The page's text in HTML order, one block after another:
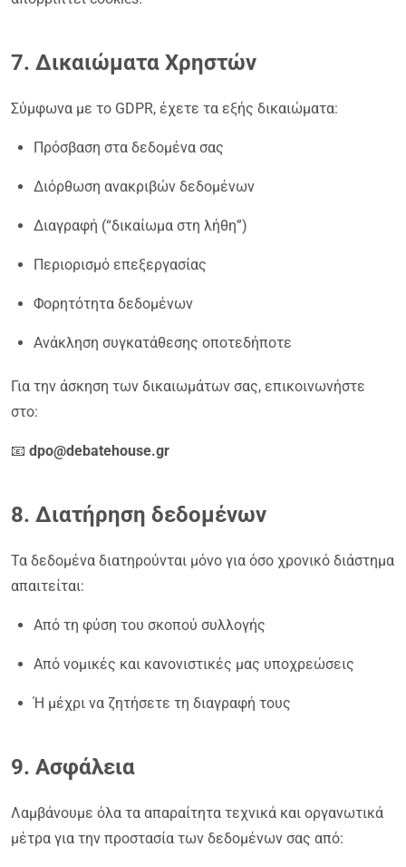
7. Δικαιώματα Χρηστών
Σύμφωνα με το GDPR, έχετε τα εξής δικαιώματα:
Πρόσβαση στα δεδομένα σας
Διόρθωση ανακριβών δεδομένων
Διαγραφή (“δικαίωμα στη λήθη”)
Περιορισμό επεξεργασίας
Φορητότητα δεδομένων
Ανάκληση συγκατάθεσης οποτεδήποτε
Για την άσκηση των δικαιωμάτων σας, επικοινωνήστε
στο:
📧 dpo@debatehouse.gr
8. Διατήρηση δεδομένων
Τα δεδομένα διατηρούνται μόνο για όσο χρονικό διάστημα
απαιτείται:
Από τη φύση του σκοπού συλλογής
Από νομικές και κανονιστικές μας υποχρεώσεις
Ή μέχρι να ζητήσετε τη διαγραφή τους
9. Ασφάλεια
Λαμβάνουμε όλα τα απαραίτητα τεχνικά και οργανωτικά
μέτρα για την προστασία των δεδομένων σας από: